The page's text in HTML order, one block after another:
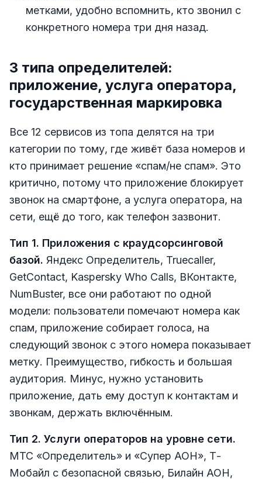
метками, удобно вспомнить, кто звонил с
конкретного номера три дня назад.
3 типа определителей:
приложение, услуга оператора,
государственная маркировка
Все 12 сервисов из топа делятся на три
категории по тому, где живёт база номеров и
кто принимает решение «спам/не спам». Это
критично, потому что приложение блокирует
звонок на смартфоне, а услуга оператора, на
сети, ещё до того, как телефон зазвонит.
Тип 1. Приложения с краудсорсинговой
базой. Яндекс Определитель, Truecaller,
GetContact, Kaspersky Who Calls, ВКонтакте,
NumBuster, все они работают по одной
модели: пользователи помечают номера как
спам, приложение собирает голоса, на
следующий звонок с этого номера показывает
метку. Преимущество, гибкость и большая
аудитория. Минус, нужно установить
приложение, дать ему доступ к контактам и
звонкам, держать включённым.
Тип 2. Услуги операторов на уровне сети.
МТС «Определитель» и «Супер АОН», Т-
Мобайл с безопасной связью, Билайн АОН,